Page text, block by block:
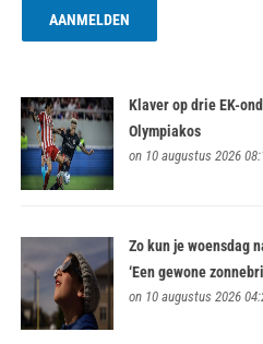
Klaver op drie EK-
Olympiakos
on 10 augustus 2026
Zo kun je woensdag
‘Een gewone
on 10 augustus 2026